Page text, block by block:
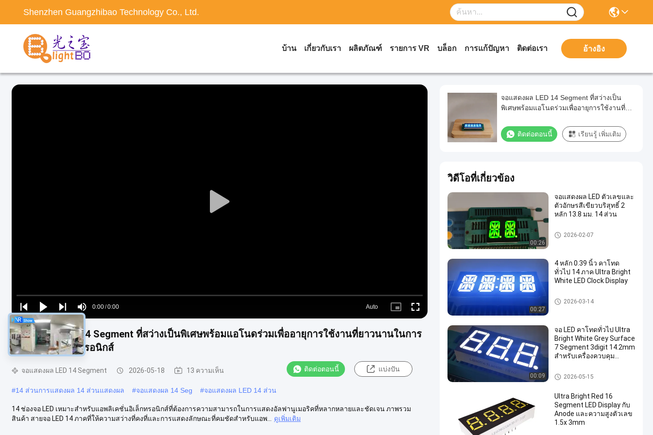
Shenzhen Guangzhibao Technology Co., Ltd.
บ้าน เกี่ยวกับเรา ผลิตภัณฑ์ รายการ VR บล็อก การแก้ปัญหา ติดต่อเรา อ้างอิง
Play
Play
next
Play
Play
next
Mute
Time
0:00/0:00
Loaded:
0%
Auto
Picture- Fullscreen
จอแสดงผล LED 14 Segment ที่สว่างเป็นพิเศษพร้อมแอโนดร่วมเพื่ออายุการใช้งานที่ยาวนานในการ
ใช้งานทางอิเล็กทรอนิกส์
จอแสดงผล LED 14 Segment 2026-05-18 13 ความเห็น ติดต่อตอนนี้ แบ่งปัน
#14 ส่วนการแสดงผล 14 ส่วนแสดงผล #จอแสดงผล 14 Seg #จอแสดงผล LED 14 ส่วน
14 ช่องจอ LED เหมาะสําหรับแอพลิเคชั่นอิเล็กทรอนิกส์ที่ต้องการความสามารถในการแสดงอัลฟานูเมอริคที่หลากหลายและชัดเจน ภาพรวม
สินค้า สายจอ LED 14 ภาคที่ให้ความสว่างที่คงที่และการแสดงลักษณะที่คมชัดสําหรับแอพ...
ดูเพิ่มเติม
จอแสดงผล LED 14 Segment ที่สว่างเป็น
พิเศษพร้อมแอโนดร่วมเพื่ออายุการใช้งานที่
ติดต่อตอนนี้ เรียนรู้ เพิ่มเติม
วิดีโอที่เกี่ยวข้อง
00:26
จอแสดงผล LED ตัวเลขและ
ตัวอักษรสีเขียวบริสุทธิ์ 2
หลัก 13.8 มม. 14 ส่วน
จอแสดงผล LED 14 Segment
2026-02-07
00:27
4 หลัก 0.39 นิ้ว คาโทด
ทั่วไป 14 ภาค Ultra Bright
White LED Clock Display
จอแสดงผล LED 7 ส่วน
2026-03-14
00:09
จอ LED คาโทดทั่วไป Ultra
Bright White Grey Surface
7 Segment 3digit 14.2mm
สําหรับเครื่องควบคุม
จอแสดงผล LED 7 ส่วน
2026-05-15
Ultra Bright Red 16
Segment LED Display กับ
Anode และความสูงตัวเลข
1.5x 3mm